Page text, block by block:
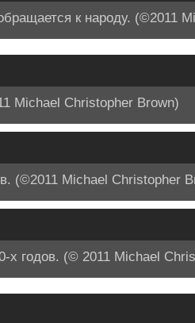
к народу. (©2011
Michael Christopher Brown)
(©2011 Michael Christopher
годов. (© 2011 Michael